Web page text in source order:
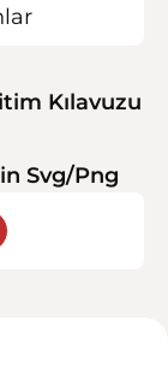
Kılavuzu
Svg/Png